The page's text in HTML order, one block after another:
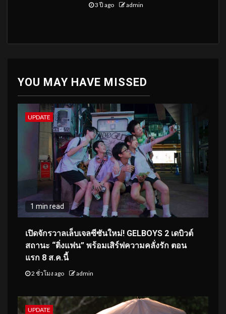
3 ปี ago admin
YOU MAY HAVE MISSED
UPDATE
1 min read
เปิดจักรวาลเล็บเจลซีซันใหม่! GELBOYS 2 เดบิวต์
สถานะ “ติ่งแฟน” พร้อมเสิร์ฟความคลั่งรัก ตอน
แรก 8 ส.ค.นี้
2 ชั่วโมง ago admin
UPDATE